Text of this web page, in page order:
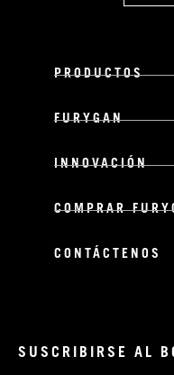
PRODUCTOS
FURYGAN
INNOVACIÓN
COMPRAR
CONTÁCTENOS
SUSCRIBIRSE AL